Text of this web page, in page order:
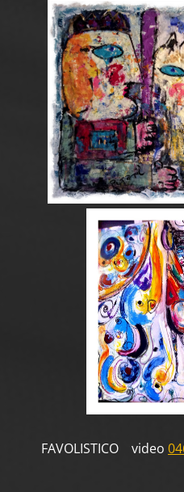
FAVOLISTICO video